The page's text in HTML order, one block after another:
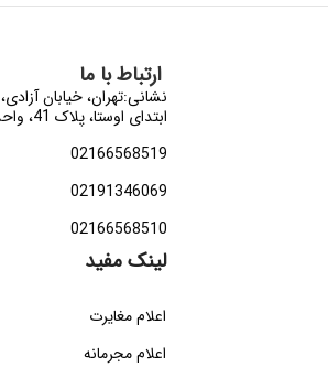
ارتباط با ما
نشانی:تهران، خیابان آزادی،
ابتدای اوستا، پلاک 41، واحد 10
02166568519
02191346069
02166568510
لینک مفید
اعلام مغایرت
اعلام مجرمانه